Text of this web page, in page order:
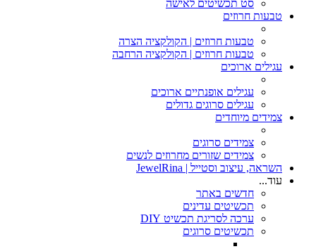
סט תכשיטים לאישה
טבעות חרוזים
טבעות חרוזים | הקולקציה הצרה
טבעות חרוזים | הקולקציה הרחבה
עגילים ארוכים
עגילים אופנתיים ארוכים
עגילים סרוגים גדולים
צמידים מיוחדים
צמידים סרוגים
צמידים שזורים מחרוזים לנשים
השראה, עיצוב וסטייל | JewelRina
עוד...
חדשים באתר
תכשיטים עדינים
ערכה לסריגת תכשיט DIY
תכשיטים סרוגים